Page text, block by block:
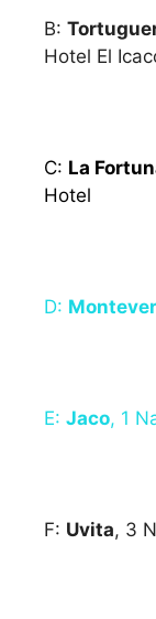
B:
Hotel El
C: La
Hotel
D:
E: Jaco, 1
F: Uvita, 3